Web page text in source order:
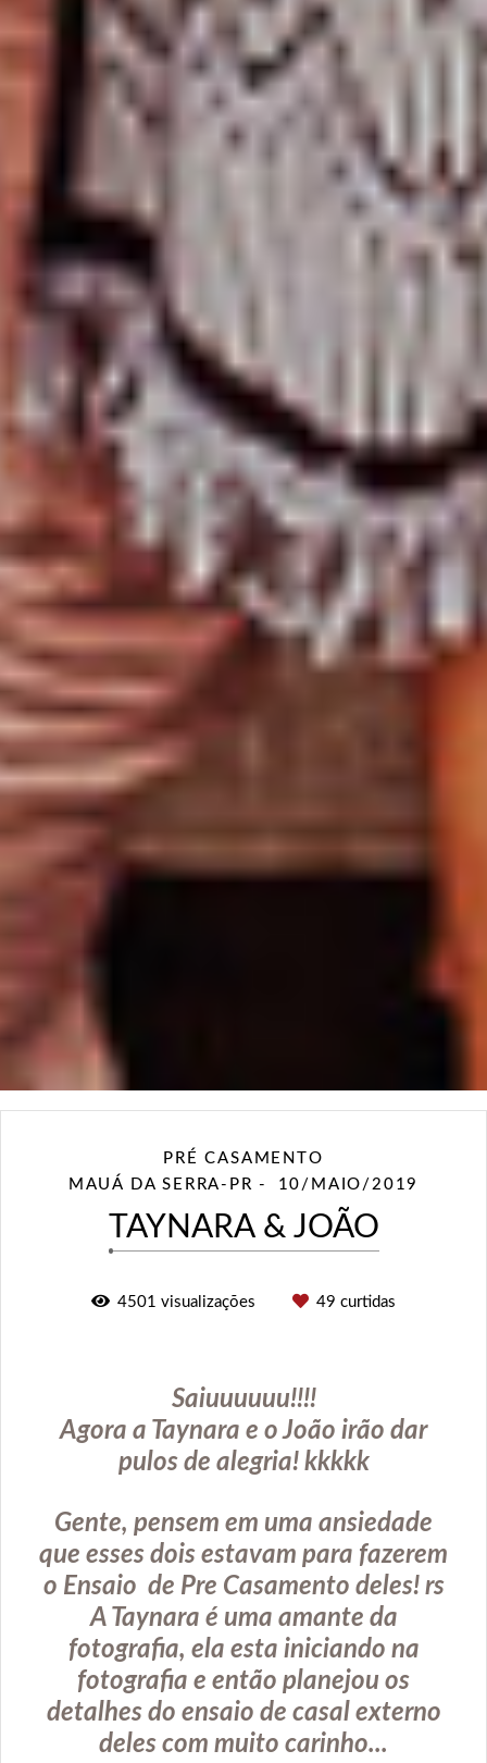
PRÉ CASAMENTO
MAUÁ DA SERRA-PR
10/MAIO/2019
TAYNARA & JOÃO
4501 visualizações 49 curtidas
Saiuuuuuu!!!!
Agora a Taynara e o João irão dar
pulos de alegria! kkkkk
Gente, pensem em uma ansiedade
que esses dois estavam para fazerem
o Ensaio de Pre Casamento deles! rs
A Taynara é uma amante da
fotografia, ela esta iniciando na
fotografia e então planejou os
detalhes do ensaio de casal externo
deles com muito carinho...